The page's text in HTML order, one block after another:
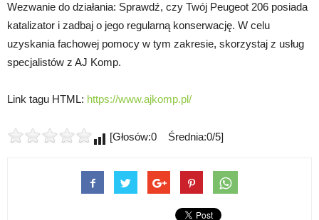
Wezwanie do działania: Sprawdź, czy Twój Peugeot 206 posiada
katalizator i zadbaj o jego regularną konserwację. W celu
uzyskania fachowej pomocy w tym zakresie, skorzystaj z usług
specjalistów z AJ Komp.
Link tagu HTML: https://www.ajkomp.pl/
[Głosów:0 Średnia:0/5]